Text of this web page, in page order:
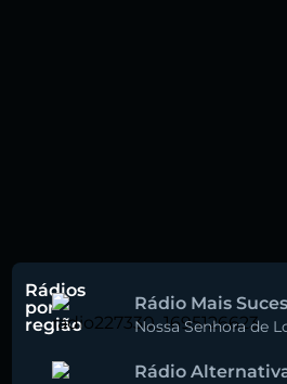
Rádios
por
região
Rádio Mais
Nossa Senhora de
Rádio